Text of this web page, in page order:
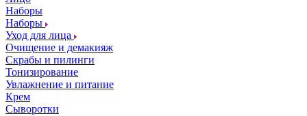
Наборы
Наборы
Уход для лица
Очищение и демакияж
Скрабы и пилинги
Тонизирование
Увлажнение и питание
Крем
Сыворотки